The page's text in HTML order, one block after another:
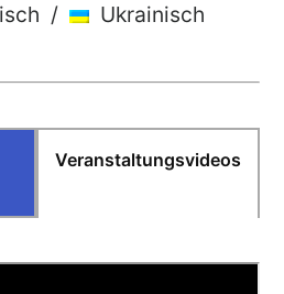
/ Ukrainisch
Veranstaltungsvideos